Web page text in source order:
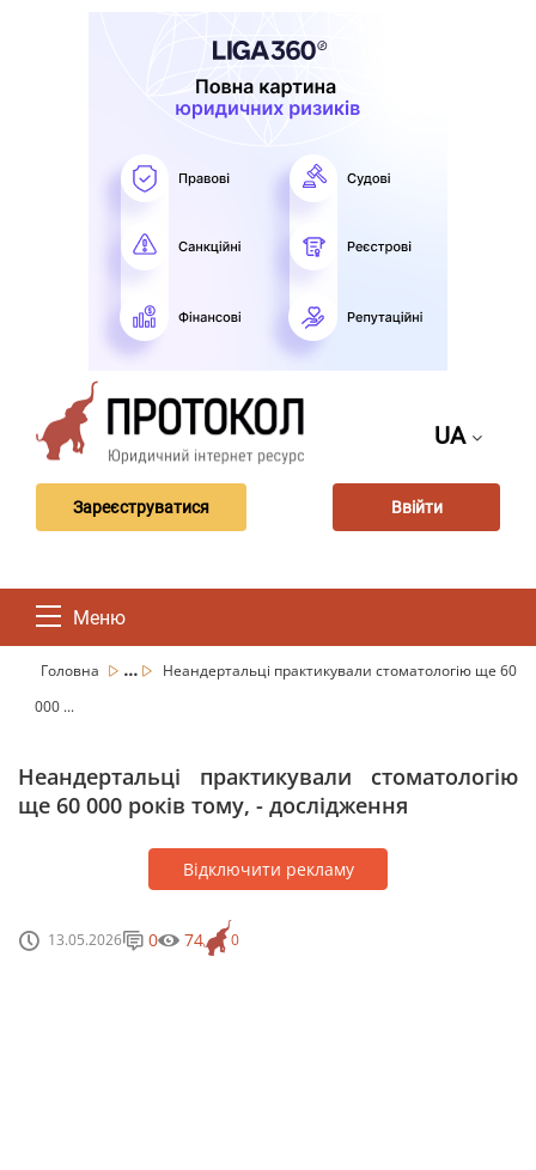
UA
Зареєструватися Ввійти
Меню
Головна ...
Неандертальці практикували стоматологію ще 60
000 ...
Неандертальці практикували стоматологію
ще 60 000 років тому, - дослідження
Відключити рекламу
13.05.2026 0
0 74